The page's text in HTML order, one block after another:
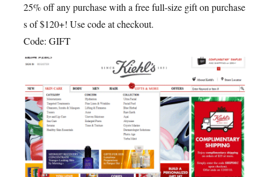
25% off any purchase with a free full-size gift on purchase
s of $120+! Use code at checkout.
Code: GIFT